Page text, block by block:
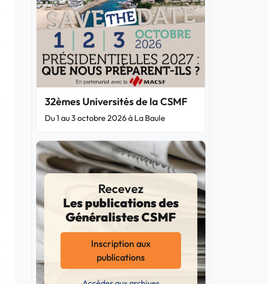
32èmes Universités de la CSMF
Du 1 au 3 octobre 2026 à La Baule
Recevez
Les publications des
Généralistes CSMF
Inscription aux
publications